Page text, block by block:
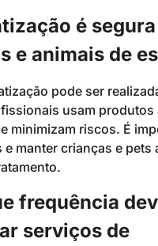
é
e animais de
pode ser
usam produtos
minimizam riscos. É
e manter crianças e pets
frequência
serviços de